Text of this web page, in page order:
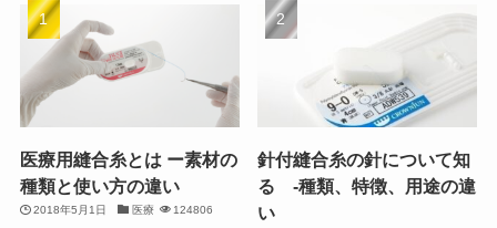
医療用縫合糸とは ー素材の
種類と使い方の違い
2018年5月1日 医療 124806
針付縫合糸の針について知
る ‐種類、特徴、用途の違
い